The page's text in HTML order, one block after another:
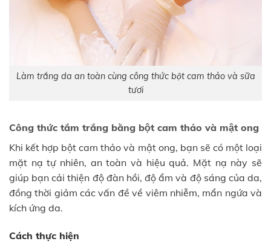
Làm trắng da an toàn cùng công thức bột cam thảo và sữa
tươi
Công thức tắm trắng bằng bột cam thảo và mật ong
Khi kết hợp bột cam thảo và mật ong, bạn sẽ có một loại
mặt nạ tự nhiên, an toàn và hiệu quả. Mặt nạ này sẽ
giúp bạn cải thiện độ đàn hồi, độ ẩm và độ sáng của da,
đồng thời giảm các vấn đề về viêm nhiễm, mẩn ngứa và
kích ứng da.
Cách thực hiện